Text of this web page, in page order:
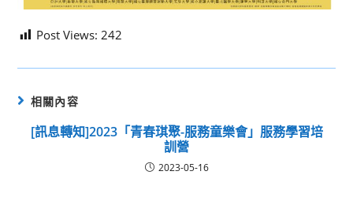
Post Views: 242
相關內容
[訊息轉知]2023「青春琪聚-服務童樂會」服務學習培
訓營
2023-05-16